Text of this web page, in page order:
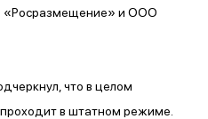
и ООО
что в целом
в штатном режиме.